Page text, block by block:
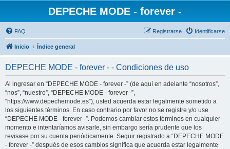
DEPECHE MODE - forever -
FAQ Identificarse
Registrarse
Inicio Índice general
DEPECHE MODE - forever - - Condiciones de uso
Al ingresar en “DEPECHE MODE - forever -” (de aquí en adelante “nosotros”,
“nos”, “nuestro”, “DEPECHE MODE - forever -”,
“https://www.depechemode.es”), usted acuerda estar legalmente sometido a
los siguientes términos. En caso contrario por favor no se registre y/o use
“DEPECHE MODE - forever -”. Podemos cambiar estos términos en cualquier
momento e intentaríamos avisarle, sin embargo sería prudente que los
revisase por su cuenta periódicamente. Seguir registrado a “DEPECHE MODE
- forever -” después de esos cambios significa que acuerda estar legalmente